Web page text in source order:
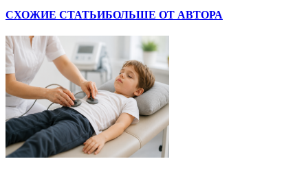
СХОЖИЕ СТАТЬИБОЛЬШЕ ОТ АВТОРА